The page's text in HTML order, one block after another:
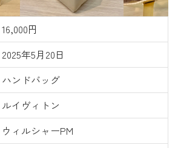
16,000円
2025年5月20日
ハンドバッグ
ルイヴィトン
ウィルシャーPM